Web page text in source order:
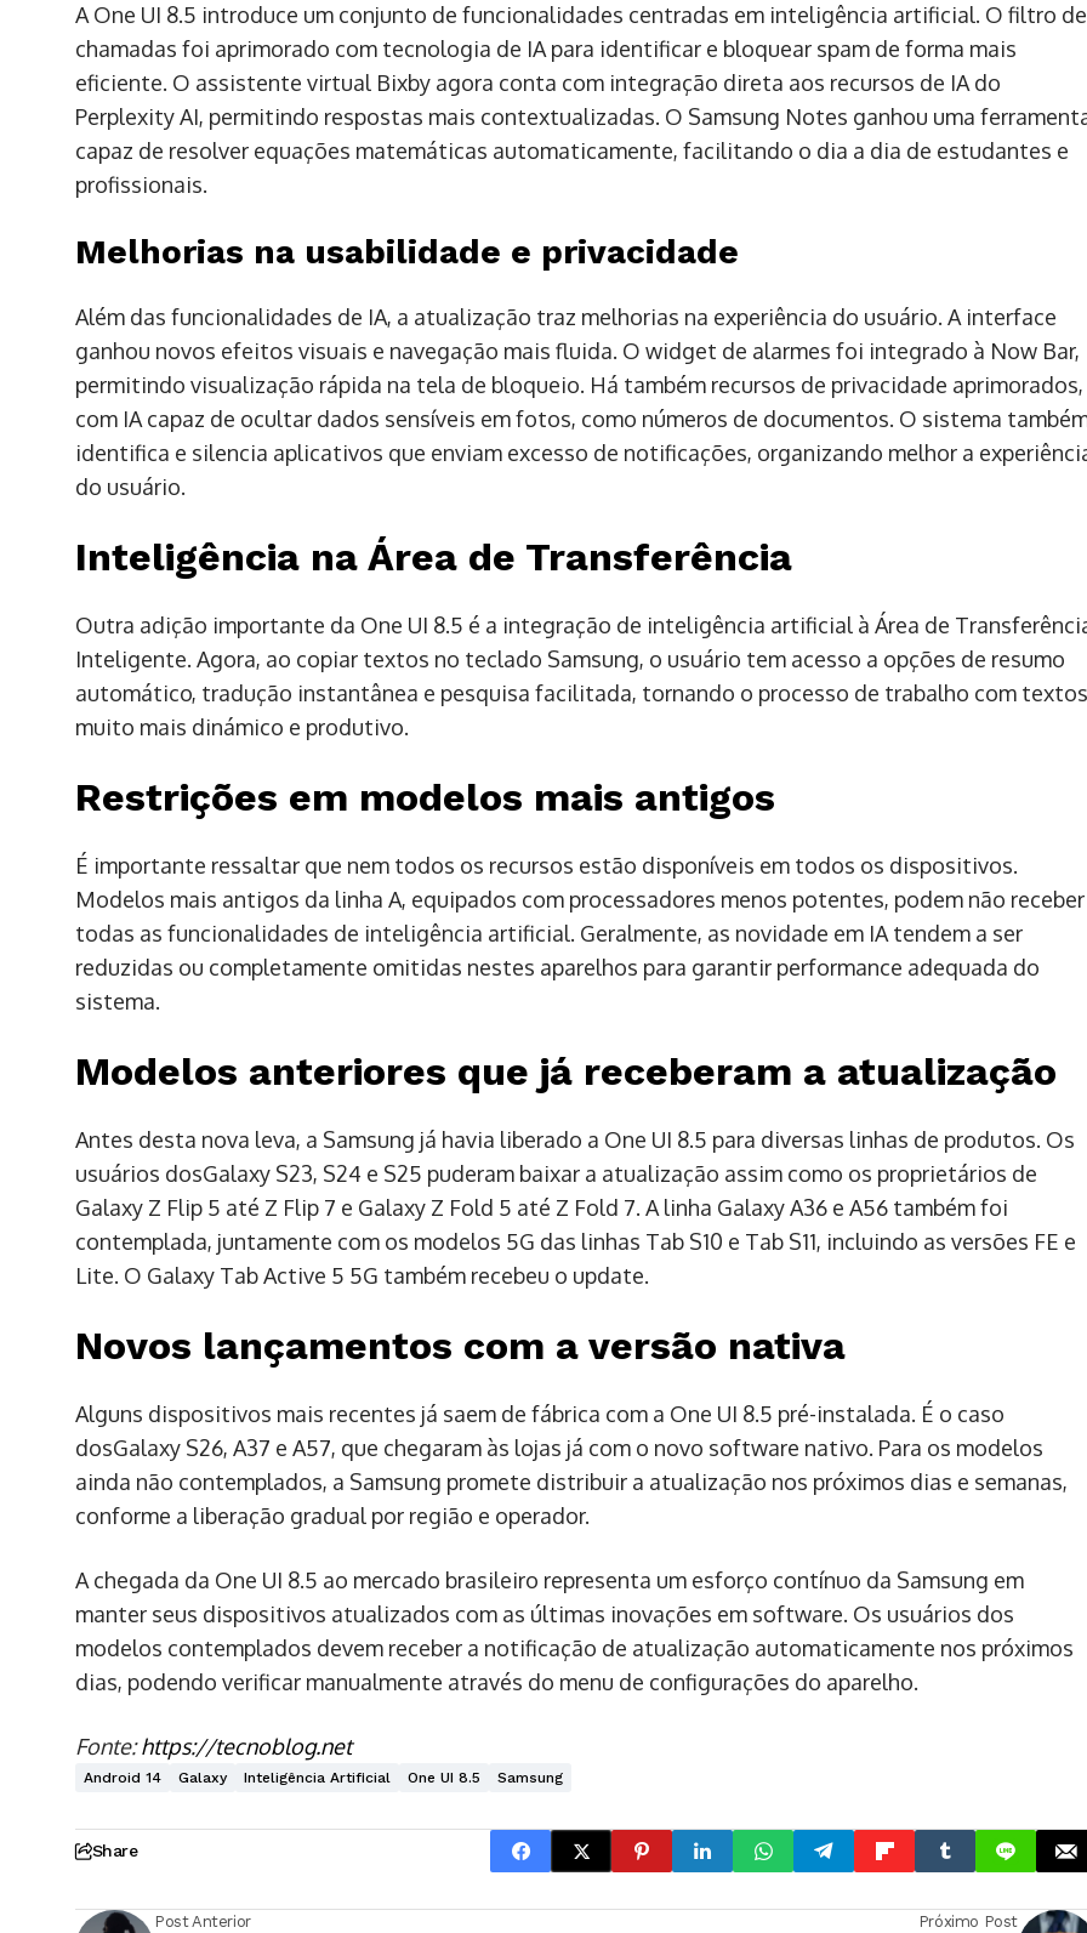
A One UI 8.5 introduce um conjunto de funcionalidades centradas em inteligência artificial. O filtro de
chamadas foi aprimorado com tecnologia de IA para identificar e bloquear spam de forma mais
eficiente. O assistente virtual Bixby agora conta com integração direta aos recursos de IA do
Perplexity AI, permitindo respostas mais contextualizadas. O Samsung Notes ganhou uma
capaz de resolver equações matemáticas automaticamente, facilitando o dia a dia de estudantes e
profissionais.
Melhorias na usabilidade e privacidade
Além das funcionalidades de IA, a atualização traz melhorias na experiência do usuário. A interface
ganhou novos efeitos visuais e navegação mais fluida. O widget de alarmes foi integrado à Now Bar,
permitindo visualização rápida na tela de bloqueio. Há também recursos de privacidade aprimorados,
com IA capaz de ocultar dados sensíveis em fotos, como números de documentos. O sistema
identifica e silencia aplicativos que enviam excesso de notificações, organizando melhor a
do usuário.
Inteligência na Área de Transferência
Outra adição importante da One UI 8.5 é a integração de inteligência artificial à Área de
Inteligente. Agora, ao copiar textos no teclado Samsung, o usuário tem acesso a opções de resumo
automático, tradução instantânea e pesquisa facilitada, tornando o processo de trabalho com textos
muito mais dinámico e produtivo.
Restrições em modelos mais antigos
É importante ressaltar que nem todos os recursos estão disponíveis em todos os dispositivos.
Modelos mais antigos da linha A, equipados com processadores menos potentes, podem não receber
todas as funcionalidades de inteligência artificial. Geralmente, as novidade em IA tendem a ser
reduzidas ou completamente omitidas nestes aparelhos para garantir performance adequada do
sistema.
Modelos anteriores que já receberam a atualização
Antes desta nova leva, a Samsung já havia liberado a One UI 8.5 para diversas linhas de produtos. Os
usuários dosGalaxy S23, S24 e S25 puderam baixar a atualização assim como os proprietários de
Galaxy Z Flip 5 até Z Flip 7 e Galaxy Z Fold 5 até Z Fold 7. A linha Galaxy A36 e A56 também foi
contemplada, juntamente com os modelos 5G das linhas Tab S10 e Tab S11, incluindo as versões FE e
Lite. O Galaxy Tab Active 5 5G também recebeu o update.
Novos lançamentos com a versão nativa
Alguns dispositivos mais recentes já saem de fábrica com a One UI 8.5 pré-instalada. É o caso
dosGalaxy S26, A37 e A57, que chegaram às lojas já com o novo software nativo. Para os modelos
ainda não contemplados, a Samsung promete distribuir a atualização nos próximos dias e semanas,
conforme a liberação gradual por região e operador.
A chegada da One UI 8.5 ao mercado brasileiro representa um esforço contínuo da Samsung em
manter seus dispositivos atualizados com as últimas inovações em software. Os usuários dos
modelos contemplados devem receber a notificação de atualização automaticamente nos próximos
dias, podendo verificar manualmente através do menu de configurações do aparelho.
Fonte:https://tecnoblog.net
Android 14 Galaxy Inteligência Artificial One UI 8.5 Samsung
Share
Post Anterior Próximo Post